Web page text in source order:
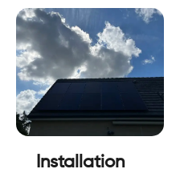
Installation